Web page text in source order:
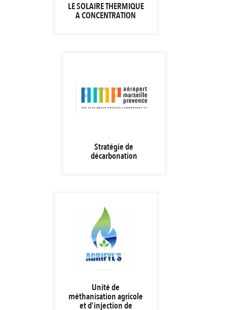
LE SOLAIRE THERMIQUE
A CONCENTRATION
Stratégie de
décarbonation
Unité de
méthanisation agricole
et d’injection de